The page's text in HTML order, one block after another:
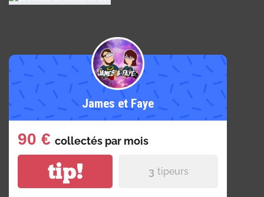
James et Faye
90 € collectés par mois
tip! 3 tipeurs